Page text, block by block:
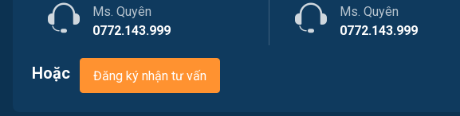
Ms. Quyên
0772.143.999
Ms. Quyên
0772.143.999
Hoặc Đăng ký nhận tư vấn